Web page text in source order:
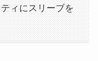
ィにスリーブを